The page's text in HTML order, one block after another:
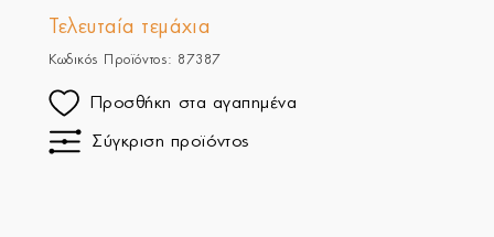
Τελευταία τεμάχια
Κωδικός Προϊόντος: 87387
Προσθήκη στα αγαπημένα
Σύγκριση προϊόντος